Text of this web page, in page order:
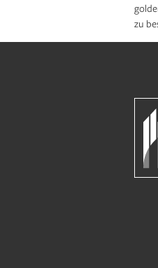
zu